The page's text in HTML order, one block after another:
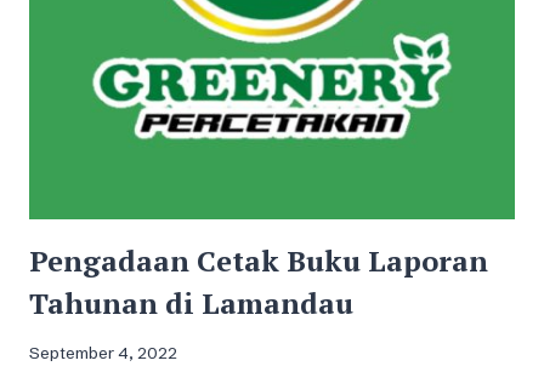
Pengadaan Cetak Buku Laporan
Tahunan di Lamandau
September 4, 2022